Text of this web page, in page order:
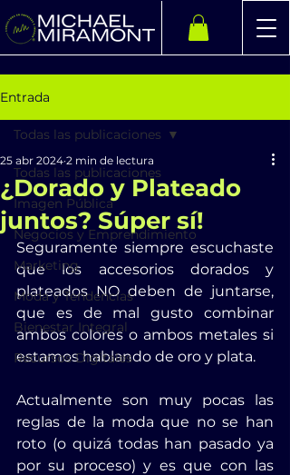
Entrada
Todas las publicaciones
Imagen Pública
Negocios y Emprendimiento
Marketing
Moda y Tendencias
Bienestar Integral
Recursos Digitales
Todas las publicaciones
¿Dorado y Plateado
juntos? Súper sí!
25 abr 2024 2 min de lectura
Seguramente siempre escuchaste
que los accesorios dorados y
plateados NO deben de juntarse,
que es de mal gusto combinar
ambos colores o ambos metales si
estamos hablando de oro y plata.
Actualmente son muy pocas las
reglas de la moda que no se han
roto (o quizá todas han pasado ya
por su proceso) y es que con las